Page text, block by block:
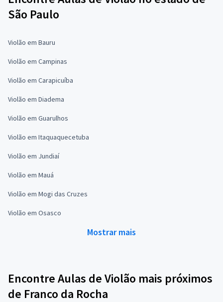
São Paulo
Violão em Bauru
Violão em Campinas
Violão em Carapicuíba
Violão em Diadema
Violão em Guarulhos
Violão em Itaquaquecetuba
Violão em Jundiaí
Violão em Mauá
Violão em Mogi das Cruzes
Violão em Osasco
Mostrar mais
Encontre Aulas de Violão mais próximos
de Franco da Rocha